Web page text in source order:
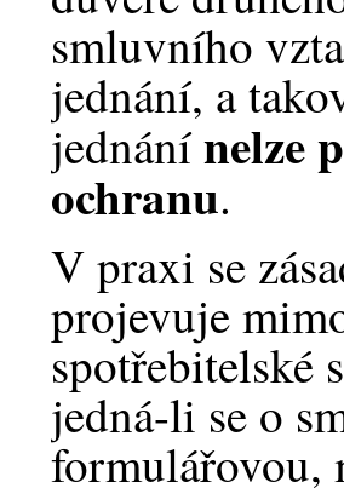
smluvního
jednání, a
jednánínelze
ochranu.
V praxi se
projevuje
spotřebitelské
jedná-li se o
formulářovou,